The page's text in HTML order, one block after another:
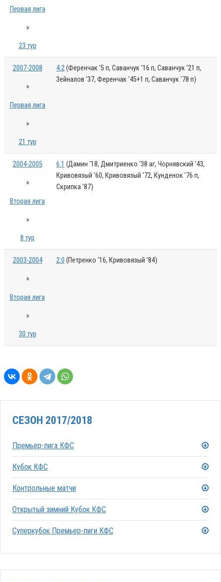
Первая лига
»
23 тур
2007-2008
»
Первая лига
»
21 тур
4:2(Ференчак '5 п, Саванчук '16 п, Саванчук '21 п,
Зейналов '37, Ференчак '45+1 п, Саванчук '78 п)
2004-2005
»
Вторая лига
»
8 тур
6:1 (Дамин '18, Дмитриенко '38 аг, Чорнявский '43,
Кривовязый '60, Кривовязый '72, Кунденок '76 п,
Скрипка '87)
2003-2004
»
Вторая лига
»
30 тур
2:0 (Петренко '16, Кривовязый '84)
СЕЗОН 2017/2018
Премьер-лига КФС
Кубок КФС
Контрольные матчи
Открытый зимний Кубок КФС
Суперкубок Премьер-лиги КФС